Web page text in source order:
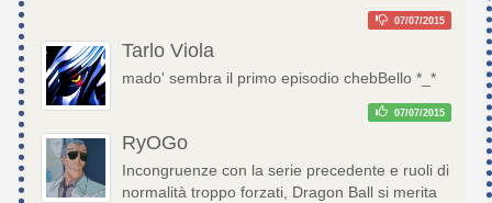
07/07/2015
Tarlo Viola
mado' sembra il primo episodio chebBello *_*
07/07/2015
RyOGo
Incongruenze con la serie precedente e ruoli di
normalità troppo forzati, Dragon Ball si merita